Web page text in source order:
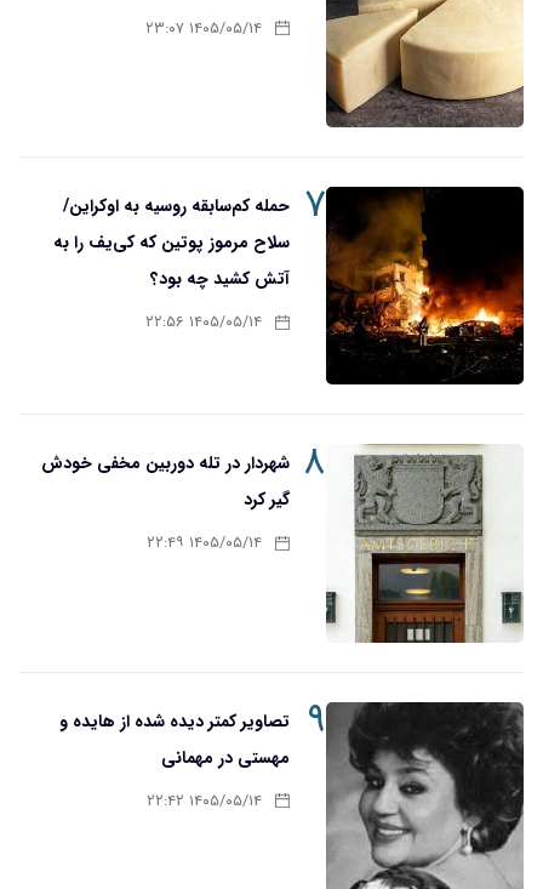
۱۴۰۵/۰۵/۱۴ ۲۳:۰۷
۷ حمله کم‌سابقه روسیه به اوکراین/
سلاح مرموز پوتین که کی‌یف را به
آتش کشید چه بود؟
۱۴۰۵/۰۵/۱۴ ۲۲:۵۶
۸ شهردار در تله دوربین مخفی خودش
گیر کرد
۱۴۰۵/۰۵/۱۴ ۲۲:۴۹
۹
تصاویر کمتر دیده شده از هایده و
مهستی در مهمانی
۱۴۰۵/۰۵/۱۴ ۲۲:۴۲